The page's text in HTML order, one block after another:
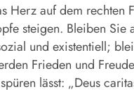
Herz auf dem
steigen. Bleiben
und existentiell;
Frieden und
lässt: „Deus